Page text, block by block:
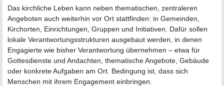
Das kirchliche Leben kann neben thematischen, zentraleren
Angeboten auch weiterhin vor Ort stattfinden: in Gemeinden,
Kirchorten, Einrichtungen, Gruppen und Initiativen. Dafür sollen
lokale Verantwortungsstrukturen ausgebaut werden, in denen
Engagierte wie bisher Verantwortung übernehmen – etwa für
Gottesdienste und Andachten, thematische Angebote, Gebäude
oder konkrete Aufgaben am Ort. Bedingung ist, dass sich
Menschen mit ihrem Engagement einbringen.